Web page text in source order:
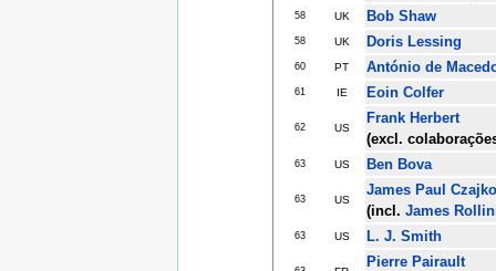
58 UK Bob Shaw
58 UK Doris Lessing
60 PT António de
61 IE Eoin Colfer
62 US
Frank Herbert
(excl.
63 US Ben Bova
63 US
James Paul
(incl. James
63 US L. J. Smith
Pierre Pairault